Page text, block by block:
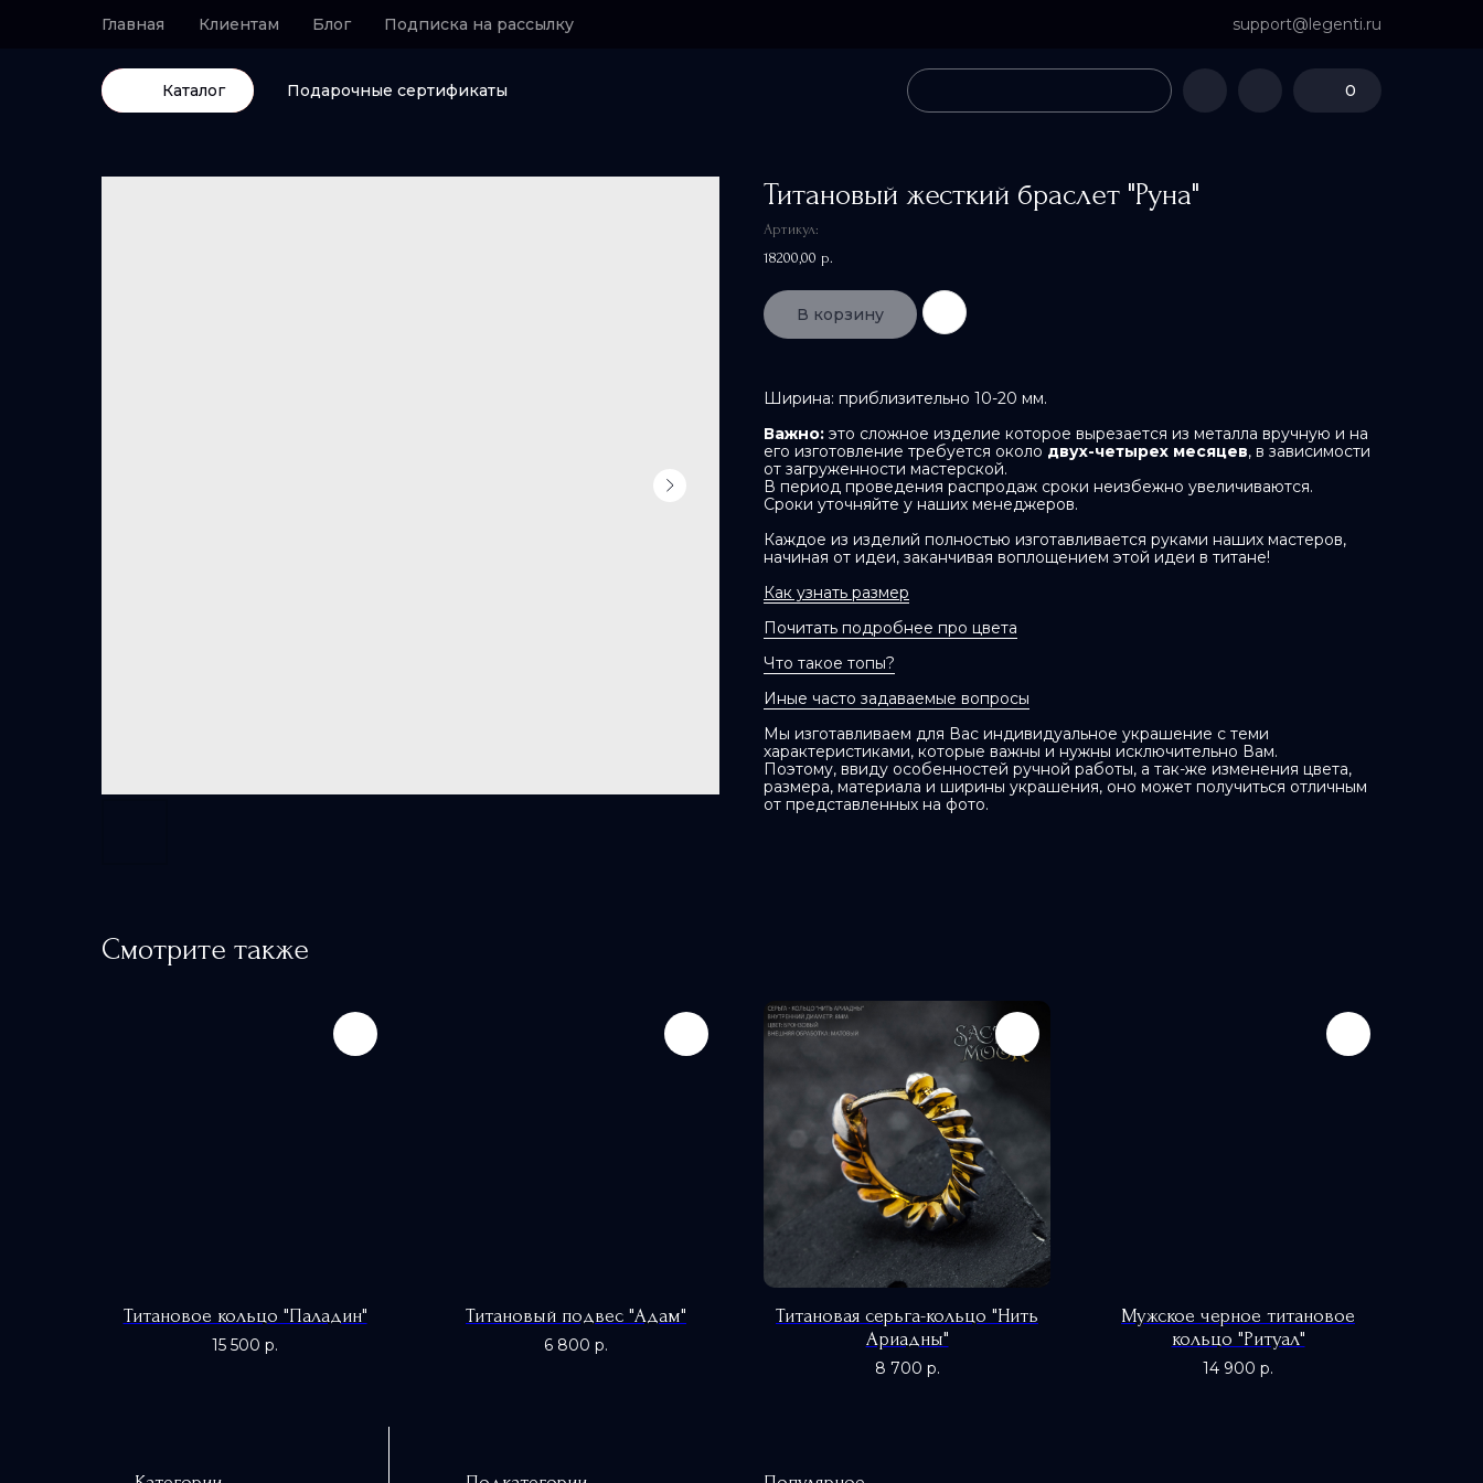
Главная Клиентам Блог Подписка на рассылку support@legenti.ru
Каталог Подарочные сертификаты 0
Титановый жесткий браслет "Руна"
Артикул:
18200,00 р.
В корзину
Ширина: приблизительно 10-20 мм.
Важно: это сложное изделие которое вырезается из металла вручную и на
его изготовление требуется около двух-четырех месяцев, в зависимости
от загруженности мастерской.
В период проведения распродаж сроки неизбежно увеличиваются.
Сроки уточняйте у наших менеджеров.
Каждое из изделий полностью изготавливается руками наших мастеров,
начиная от идеи, заканчивая воплощением этой идеи в титане!
Как узнать размер
Почитать подробнее про цвета
Что такое топы?
Иные часто задаваемые вопросы
Мы изготавливаем для Вас индивидуальное украшение с теми
характеристиками, которые важны и нужны исключительно Вам.
Поэтому, ввиду особенностей ручной работы, а так-же изменения цвета,
размера, материала и ширины украшения, оно может получиться отличным
от представленных на фото.
Смотрите также
Титановое кольцо "Паладин"
15 500 р.
Титановый подвес "Адам"
6 800 р.
Титановая серьга-кольцо "Нить
Ариадны"
8 700 р.
Мужское черное титановое
кольцо "Ритуал"
14 900 р.